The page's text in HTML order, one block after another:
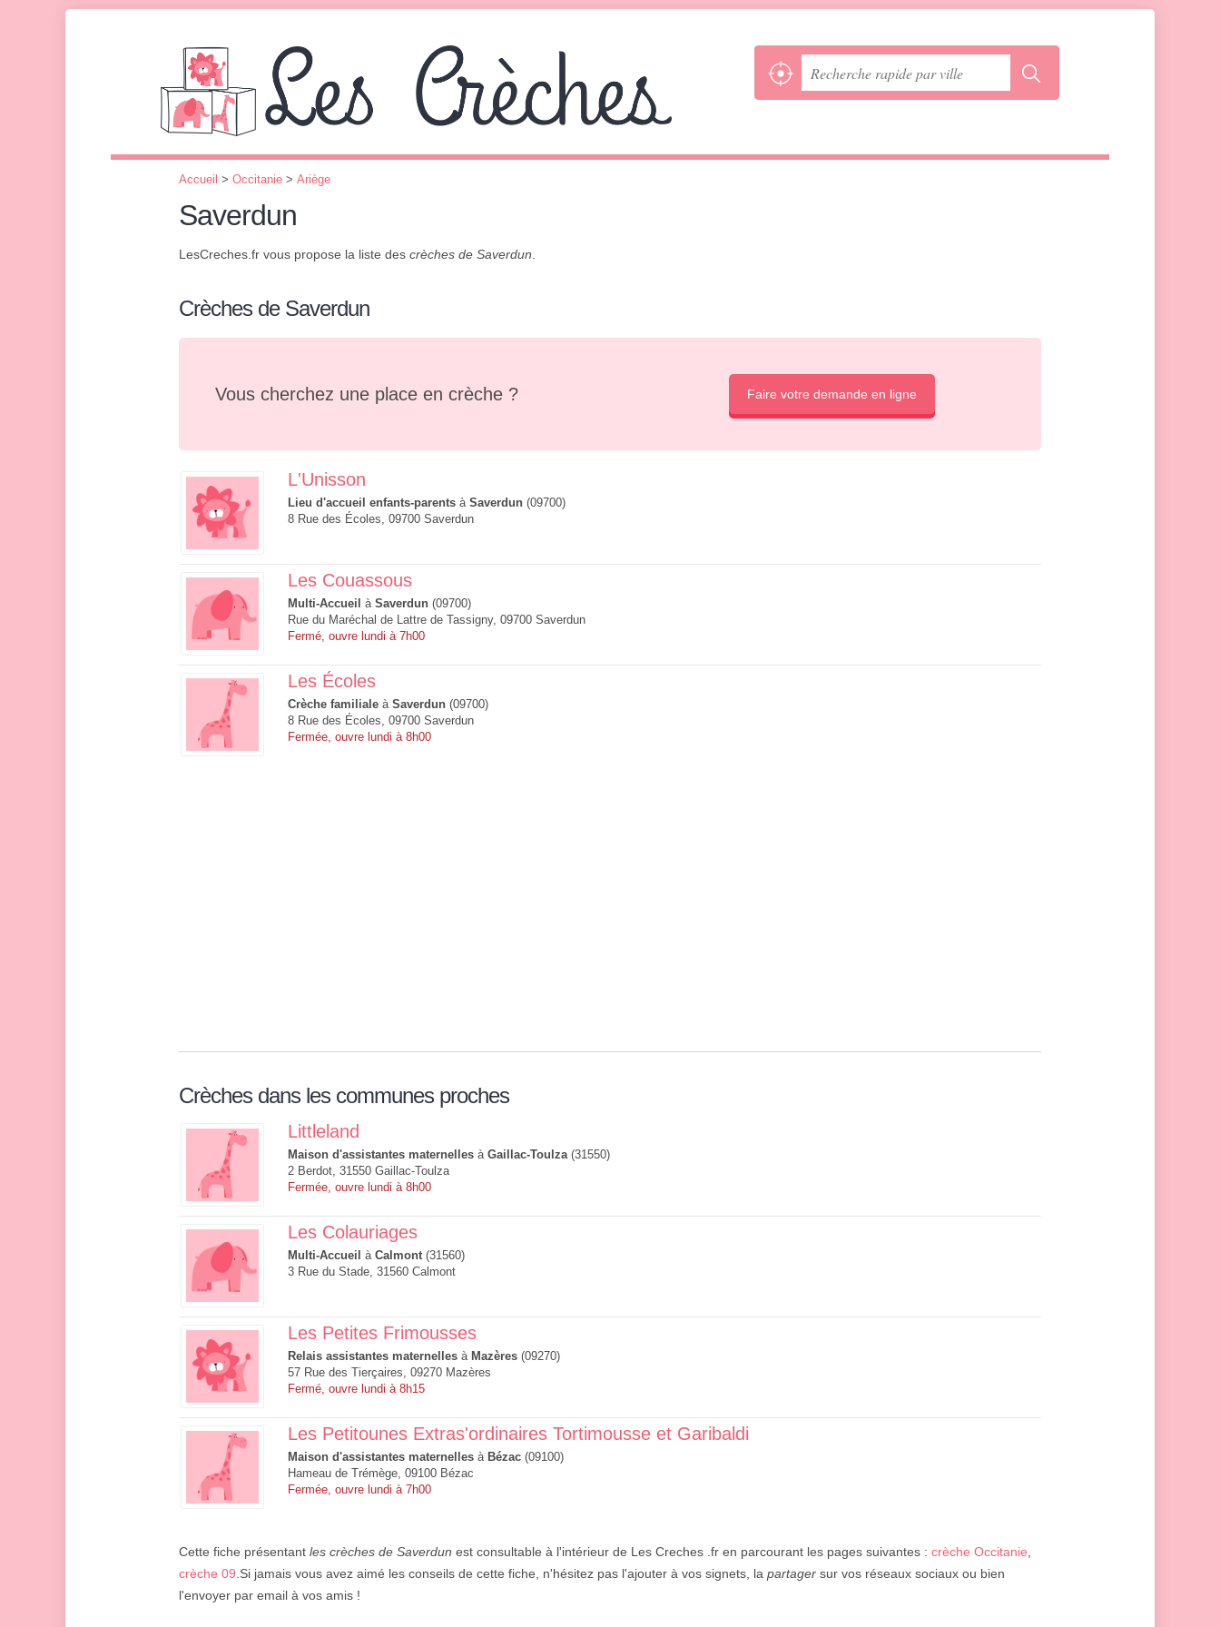
Accueil > Occitanie > Ariège
Saverdun
LesCreches.fr vous propose la liste des crèches de Saverdun
Crèches de Saverdun
Vous cherchez une place en crèche ? Faire votre demande en ligne
L'Unisson
Lieu d'accueil enfants-parents à Saverdun (09700)
8 Rue des Écoles, 09700 Saverdun
Les Couassous
Multi-Accueil à Saverdun (09700)
Rue du Maréchal de Lattre de Tassigny, 09700 Saverdun
Fermé, ouvre lundi à 7h00
Les Écoles
Crèche familiale à Saverdun (09700)
8 Rue des Écoles, 09700 Saverdun
Fermée, ouvre lundi à 8h00
Crèches dans les communes proches
Littleland
Maison d'assistantes maternelles à Gaillac-Toulza(31550)
2 Berdot, 31550 Gaillac-Toulza
Fermée, ouvre lundi à 8h00
Les Colauriages
Multi-Accueil à Calmont(31560)
3 Rue du Stade, 31560 Calmont
Les Petites Frimousses
Relais assistantes maternelles à Mazères (09270)
57 Rue des Tierçaires, 09270 Mazères
Fermé, ouvre lundi à 8h15
Les Petitounes Extras'ordinaires Tortimousse et Garibaldi
Maison d'assistantes maternelles à Bézac (09100)
Hameau de Trémège, 09100 Bézac
Fermée, ouvre lundi à 7h00
Cette fiche présentant les crèches de Saverdun est consultable à l'intérieur de Les Creches .fr en parcourant les pages suivantes : crèche Occitanie
crèche 09 .Si jamais vous avez aimé les conseils de cette fiche, n'hésitez pas l'ajouter à vos signets, la partager sur vos réseaux sociaux ou bien
l'envoyer par email à vos amis !